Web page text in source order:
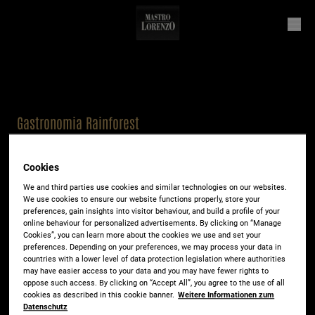
Gastronomia Rainforest
Bio Knospe
Intenso
Arôme de caramel au chocolat grillé et note
fruitée.
Cookies
We and third parties use cookies and similar technologies on our websites.
We use cookies to ensure our website functions properly, store your
preferences, gain insights into visitor behaviour, and build a profile of your
online behaviour for personalized advertisements. By clicking on “Manage
Cookies”, you can learn more about the cookies we use and set your
preferences. Depending on your preferences, we may process your data in
countries with a lower level of data protection legislation where authorities
may have easier access to your data and you may have fewer rights to
oppose such access. By clicking on “Accept All”, you agree to the use of all
cookies as described in this cookie banner. Weitere Informationen zum
Datenschutz